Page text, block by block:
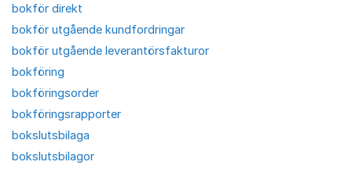
bokför direkt
bokför utgående kundfordringar
bokför utgående leverantörsfakturor
bokföring
bokföringsorder
bokföringsrapporter
bokslutsbilaga
bokslutsbilagor